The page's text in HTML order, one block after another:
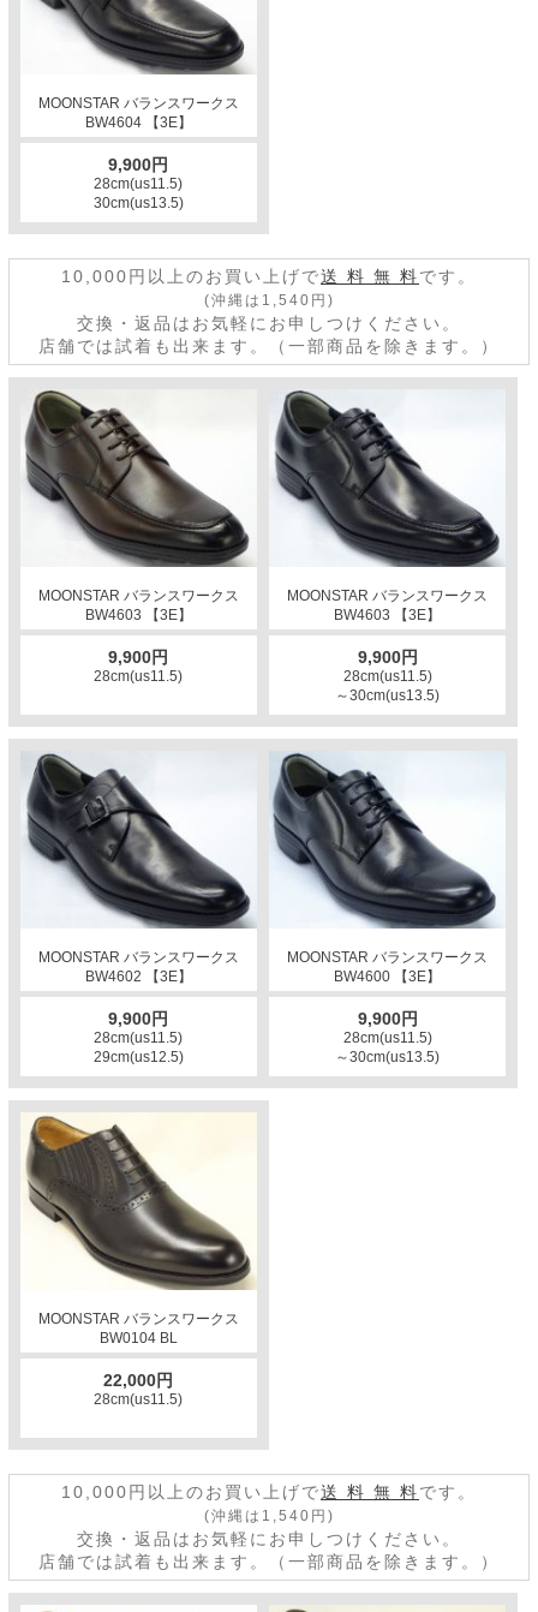
MOONSTAR バランスワークス
BW4604 【3E】
9,900円
28cm(us11.5)
30cm(us13.5)
10,000円以上のお買い上げで送 料 無 料です。
(沖縄は1,540円)
交換・返品はお気軽にお申しつけください。
店舗では試着も出来ます。（一部商品を除きます。）
MOONSTAR バランスワークス
BW4603 【3E】
9,900円
28cm(us11.5)
MOONSTAR バランスワークス
BW4603 【3E】
9,900円
28cm(us11.5)
～30cm(us13.5)
MOONSTAR バランスワークス
BW4602 【3E】
9,900円
28cm(us11.5)
29cm(us12.5)
MOONSTAR バランスワークス
BW4600 【3E】
9,900円
28cm(us11.5)
～30cm(us13.5)
MOONSTAR バランスワークス
BW0104 BL
22,000円
28cm(us11.5)
10,000円以上のお買い上げで送 料 無 料です。
(沖縄は1,540円)
交換・返品はお気軽にお申しつけください。
店舗では試着も出来ます。（一部商品を除きます。）